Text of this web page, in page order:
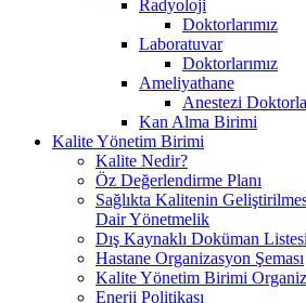
Radyoloji
Doktorlarımız
Laboratuvar
Doktorlarımız
Ameliyathane
Anestezi
Kan Alma Birimi
Kalite Yönetim Birimi
Kalite Nedir?
Öz Değerlendirme Planı
Sağlıkta Kalitenin
Dair Yönetmelik
Dış Kaynaklı Doküman Listesi
Hastane Organizasyon Şeması
Kalite Yönetim Birimi
Enerji Politikası